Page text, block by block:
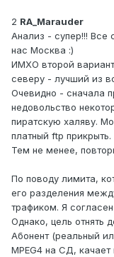
2 RA_Marauder
Анализ - супер!!! Все
нас Москва :)
ИМХО второй
северу - лучший из
Очевидно - сначала
недовольство
пиратскую халяву.
платный ftp прикрыть.
Тем не менее,
По поводу лимита,
его разделения
трафиком. Я
Однако, цель отнять
Абонент (реальный
MPEG4 на СД,